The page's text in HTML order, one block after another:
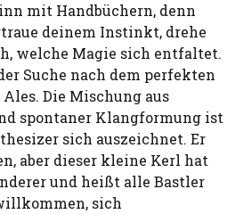
mit Handbüchern, denn
deinem Instinkt, drehe
welche Magie sich entfaltet.
Suche nach dem perfekten
Die Mischung aus
spontaner Klangformung ist
sich auszeichnet. Er
aber dieser kleine Kerl hat
und heißt alle Bastler
sich